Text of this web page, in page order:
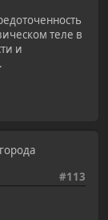
теле в
и
#113